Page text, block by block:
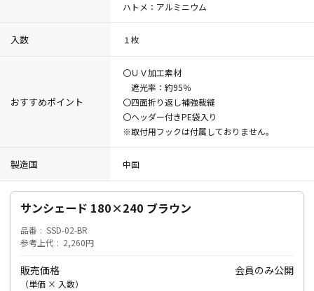
ハトメ：アルミニウム
入数 １枚
おすすめポイント
〇ＵＶ加工素材
遮光率：約95％
〇四面折り返し補強裁縫
〇ヘッダー付きPE袋入り
※取付用フックは付属しておりません。
製造国 中国
サンシェード 180×240 ブラウン
品番
SSD-02-BR
参考上代
2,260円
販売価格
（単価 × 入数）
会員のみ公開